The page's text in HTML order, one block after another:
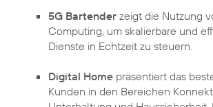
5G Bartender zeigt die Nutzung
Computing, um skalierbare und
Digital Home präsentiert das
Kunden in den Bereichen